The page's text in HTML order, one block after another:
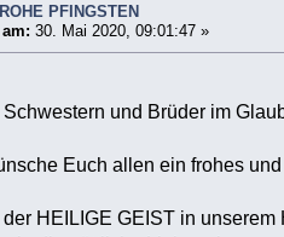
PFINGSTEN
am: 30. Mai 2020, 09:01:47 »
Schwestern und Brüder im
Euch allen ein frohes
der HEILIGE GEIST in unserem